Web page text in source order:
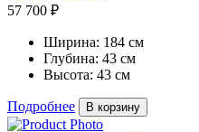
57 700 ₽
Ширина: 184 см
Глубина: 43 см
Высота: 43 см
Подробнее В корзину